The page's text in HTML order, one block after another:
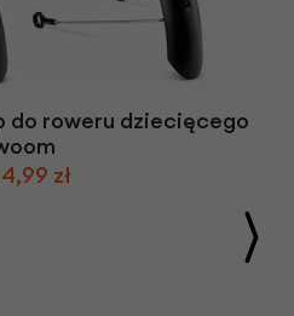
do roweru dziecięcego
zł